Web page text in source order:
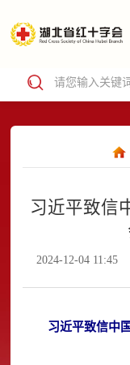
习近平致信
2024-12-04 11:45
习近平致信中